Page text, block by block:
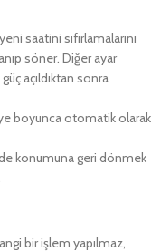
saatini sıfırlamalarını
söner. Diğer ayar
açıldıktan sonra
boyunca otomatik olarak
konumuna geri dönmek
bir işlem yapılmaz,